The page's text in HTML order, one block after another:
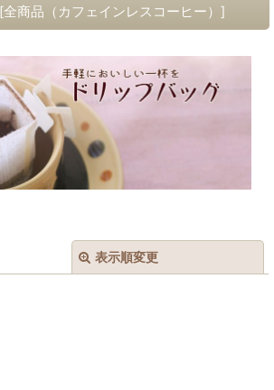
[全商品（カフェインレスコーヒー） ]
表示順変更